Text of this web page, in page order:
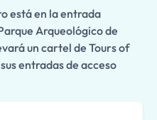
está en la entrada
Arqueológico de
un cartel de Tours of
entradas de acceso